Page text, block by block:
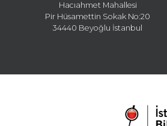
Hacıahmet Mahallesi
Pir Hüsamettin Sokak No:20
34440 Beyoğlu İstanbul